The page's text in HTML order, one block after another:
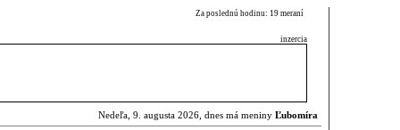
Za poslednú hodinu: 19 meraní
inzercia
Nedeľa, 9. augusta 2026, dnes má meniny Ľubomíra